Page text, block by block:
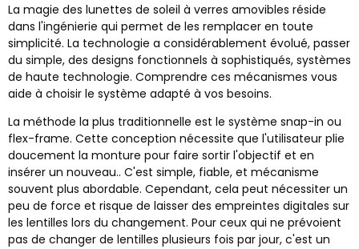
La magie des lunettes de soleil à verres amovibles réside
dans l'ingénierie qui permet de les remplacer en toute
simplicité. La technologie a considérablement évolué, passer
du simple, des designs fonctionnels à sophistiqués, systèmes
de haute technologie. Comprendre ces mécanismes vous
aide à choisir le système adapté à vos besoins.
La méthode la plus traditionnelle est le système snap-in ou
flex-frame. Cette conception nécessite que l'utilisateur plie
doucement la monture pour faire sortir l'objectif et en
insérer un nouveau.. C'est simple, fiable, et mécanisme
souvent plus abordable. Cependant, cela peut nécessiter un
peu de force et risque de laisser des empreintes digitales sur
les lentilles lors du changement. Pour ceux qui ne prévoient
pas de changer de lentilles plusieurs fois par jour, c'est un